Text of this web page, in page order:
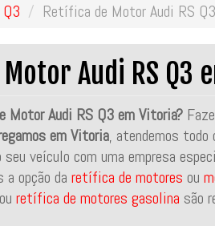
Retífica de Motor Audi RS
Audi RS Q3
Motor Audi RS Q3 em Vitoria?
em Vitoria, atendemos todo
veículo com uma empresa
opção da retífica de motores ou
ou retífica de motores gasolina são